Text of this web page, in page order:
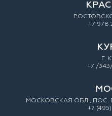
+7 978
Г.
+7 /
МОСКОВСКАЯ ОБЛ., ПОС.
+7